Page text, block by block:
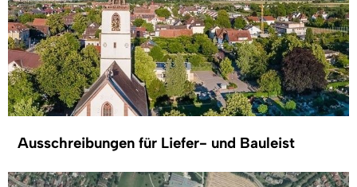
Ausschreibungen für Liefer- und Bauleist